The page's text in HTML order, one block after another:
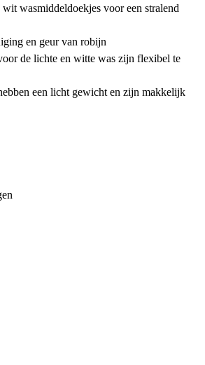
wasmiddeldoekjes voor een stralend
en geur van robijn
de lichte en witte was zijn flexibel te
een licht gewicht en zijn makkelijk